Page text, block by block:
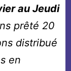
au Jeudi
prêté 20
distribué
en